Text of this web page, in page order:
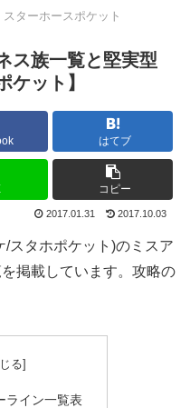
ターホースポケット
ス族一覧と堅実型
ケット】
はてブ
コピー
2017.01.31 2017.10.03
/スタホポケット)のミスア
掲載しています。攻略の
ライン一覧表